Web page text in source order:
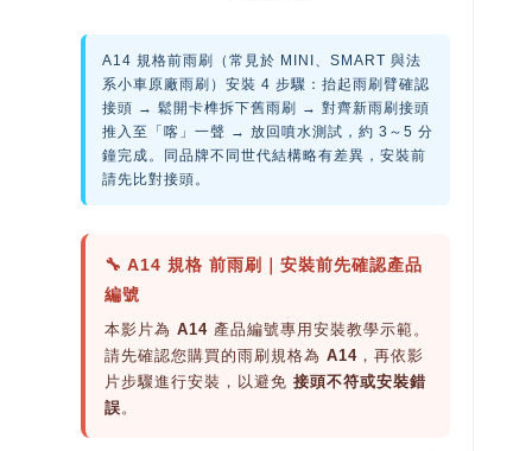
A14 規格前雨刷（常見於 MINI、SMART 與法
系小車原廠雨刷）安裝 4 步驟：抬起雨刷臂確認
接頭 → 鬆開卡榫拆下舊雨刷 → 對齊新雨刷接頭
推入至「喀」一聲 → 放回噴水測試，約 3～5 分
鐘完成。同品牌不同世代結構略有差異，安裝前
請先比對接頭。
🔧 A14 規格 前雨刷｜安裝前先確認產品
編號
本影片為 A14 產品編號專用安裝教學示範。
請先確認您購買的雨刷規格為 A14 ，再依影
片步驟進行安裝，以避免 接頭不符或安裝錯
誤。